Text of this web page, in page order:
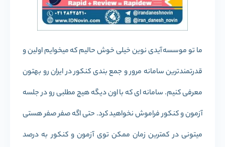
ما تو موسسه آیدی نوین خیلی خوش حالیم که میخوایم اولین و
قدرتمندترین سامانه مرور و جمع بندی کنکور در ایران رو بهتون
معرفی کنیم. سامانه ای که با اون دیگه هیچ مطلبی رو در جلسه
آزمون و کنکور فراموش نخواهید کرد. حتی اگه صفر صفر هستی
میتونی در کمترین زمان ممکن توی آزمون و کنکور به درصد